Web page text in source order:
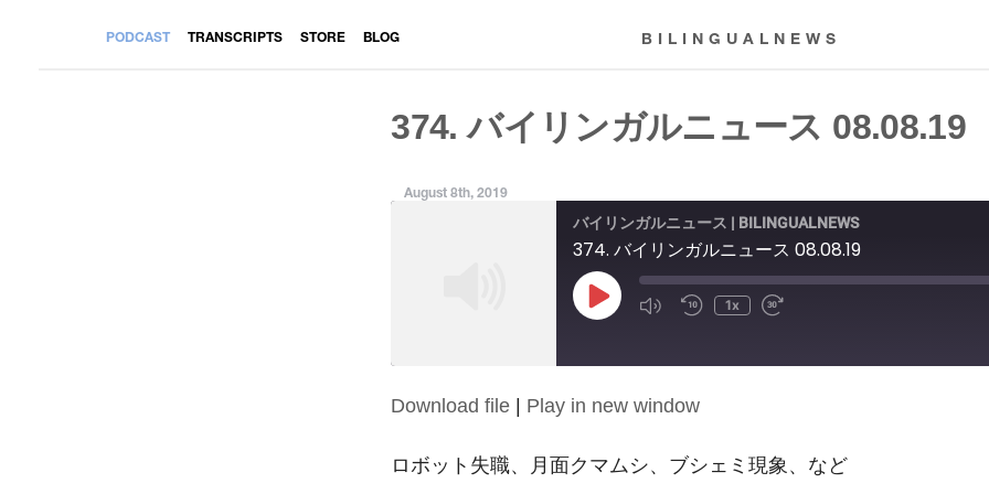
PODCAST TRANSCRIPTS STORE BLOG BILINGUALNEWS
374. バイリンガルニュース 08.08.19
August 8th, 2019
バイリンガルニュース | BILINGUALNEWS
374. バイリンガルニュース 08.08.19
Play
Episode
1x
SHARE
LINK
Download file | Play in new window
ロボット失職、月面クマムシ、ブシェミ現象、など